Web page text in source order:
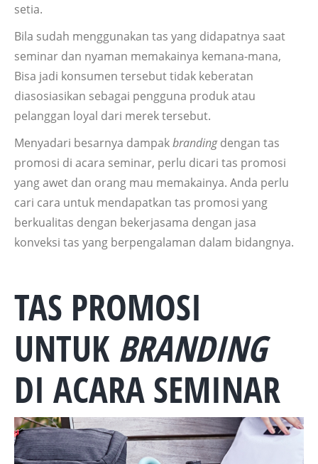
setia.
Bila sudah menggunakan tas yang didapatnya saat
seminar dan nyaman memakainya kemana-mana,
Bisa jadi konsumen tersebut tidak keberatan
diasosiasikan sebagai pengguna produk atau
pelanggan loyal dari merek tersebut.
Menyadari besarnya dampakbrandingdengan tas
promosi di acara seminar, perlu dicari tas promosi
yang awet dan orang mau memakainya. Anda perlu
cari cara untuk mendapatkan tas promosi yang
berkualitas dengan bekerjasama dengan jasa
konveksi tas yang berpengalaman dalam bidangnya.
TAS PROMOSI
UNTUK BRANDING
DI ACARASEMINAR